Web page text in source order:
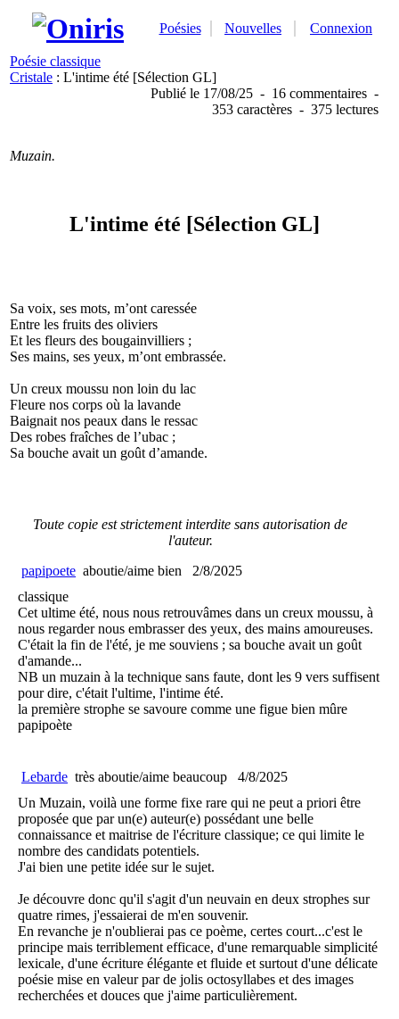
Poésies Nouvelles Connexion
Poésie classique
Cristale : L'intime été [Sélection GL]
Publié le 17/08/25 - 16 commentaires -
353 caractères - 375 lectures
Muzain.
L'intime été [Sélection GL]
Sa voix, ses mots, m’ont caressée
Entre les fruits des oliviers
Et les fleurs des bougainvilliers ;
Ses mains, ses yeux, m’ont embrassée.
Un creux moussu non loin du lac
Fleure nos corps où la lavande
Baignait nos peaux dans le ressac
Des robes fraîches de l’ubac ;
Sa bouche avait un goût d’amande.
Toute copie est strictement interdite sans autorisation de
l'auteur.
papipoete aboutie/aime bien
2/8/2025
classique
Cet ultime été, nous nous retrouvâmes dans un creux moussu, à
nous regarder nous embrasser des yeux, des mains amoureuses.
C'était la fin de l'été, je me souviens ; sa bouche avait un goût
d'amande...
NB un muzain à la technique sans faute, dont les 9 vers suffisent
pour dire, c'était l'ultime, l'intime été.
la première strophe se savoure comme une figue bien mûre
papipoète
Lebarde très aboutie/aime beaucoup
4/8/2025
Un Muzain, voilà une forme fixe rare qui ne peut a priori être
proposée que par un(e) auteur(e) possédant une belle
connaissance et maitrise de l'écriture classique; ce qui limite le
nombre des candidats potentiels.
J'ai bien une petite idée sur le sujet.
Je découvre donc qu'il s'agit d'un neuvain en deux strophes sur
quatre rimes, j'essaierai de m'en souvenir.
En revanche je n'oublierai pas ce poème, certes court...c'est le
principe mais terriblement efficace, d'une remarquable simplicité
lexicale, d'une écriture élégante et fluide et surtout d'une délicate
poésie mise en valeur par de jolis octosyllabes et des images
recherchées et douces que j'aime particulièrement.